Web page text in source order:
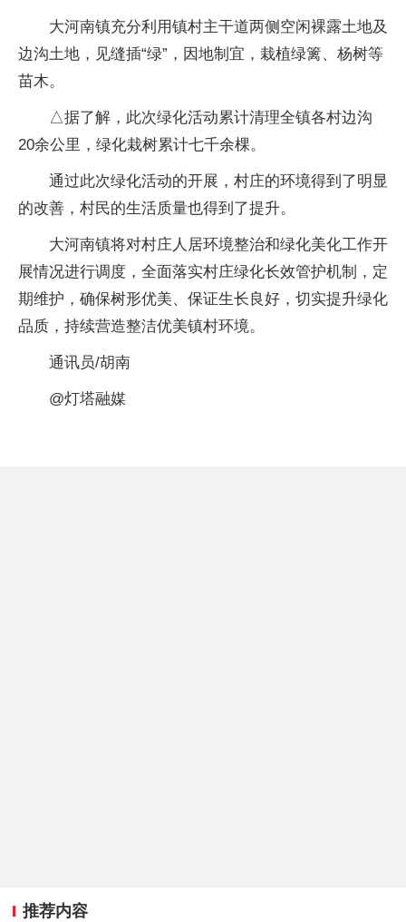
大河南镇充分利用镇村主干道两侧空闲裸露土地及
边沟土地，见缝插“绿”，因地制宜，栽植绿篱、杨树等
苗木。
△据了解，此次绿化活动累计清理全镇各村边沟
20余公里，绿化栽树累计七千余棵。
通过此次绿化活动的开展，村庄的环境得到了明显
的改善，村民的生活质量也得到了提升。
大河南镇将对村庄人居环境整治和绿化美化工作开
展情况进行调度，全面落实村庄绿化长效管护机制，定
期维护，确保树形优美、保证生长良好，切实提升绿化
品质，持续营造整洁优美镇村环境。
通讯员/胡南
@灯塔融媒
推荐内容